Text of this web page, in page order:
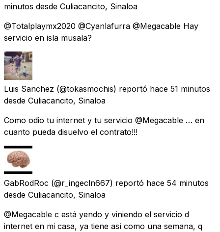
minutos desde Culiacancito, Sinaloa
@Totalplaymx2020 @Cyanlafurra @Megacable Hay
servicio en isla musala?
Luis Sanchez (@tokasmochis) reportó hace 51 minutos
desde Culiacancito, Sinaloa
Como odio tu internet y tu servicio @Megacable … en
cuanto pueda disuelvo el contrato!!!
GabRodRoc (@r_ingecln667) reportó hace 54 minutos
desde Culiacancito, Sinaloa
@Megacable c está yendo y viniendo el servicio d
internet en mi casa, ya tiene así como una semana, q